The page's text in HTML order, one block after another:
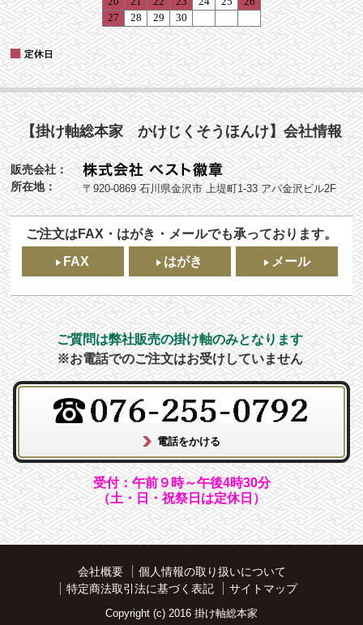
【掛け軸総本家 かけじくそうほんけ】会社情報
販売会社：
所在地：
〒920-0869 石川県金沢市 上堤町1-33 アパ金沢ビル2F
ご注文はFAX・はがき・メールでも承っております。
FAX
はがき メール
ご質問は弊社販売の掛け軸のみとなります
※お電話でのご注文はお受けしていません
受付：午前９時～午後4時30分
（土・日・祝祭日は定休日）
会社概要
個人情報の取り扱いについて
特定商法取引法に基づく表記
サイトマップ
Copyright (c) 2016 掛け軸総本家